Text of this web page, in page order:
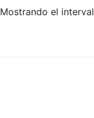
Mostrando el